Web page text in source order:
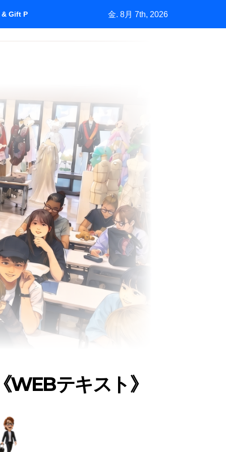
& Gift Purchasing”How Marketing Grows a Market by
金. 8月 7th, 2026
テキスト》